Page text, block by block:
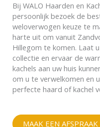
Bij WALO Haarden en
persoonlijk bezoek de
weloverwogen keuze te
harte uit om vanuit
Hillegom te komen. Laat
collectie en ervaar de
kachels aan uw huis
om u te verwelkomen en
perfecte haard of kachel
MAAK EEN AFSPRAAK